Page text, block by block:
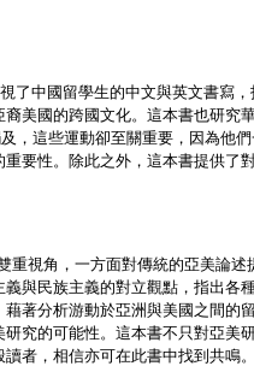
了中國留學生的中文與英文書寫，
美國的跨國文化。這本書也研究
，這些運動卻至關重要，因為他
要性。除此之外，這本書提供了
重視角，一方面對傳統的亞美論述
與民族主義的對立觀點，指出各
著分析游動於亞洲與美國之間的
究的可能性。這本書不只對亞美
者，相信亦可在此書中找到共鳴。